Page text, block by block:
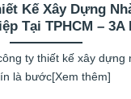
Kế Xây Dựng
Tại TPHCM – 3A
ty thiết kế xây dựng
là bước[Xem thêm]